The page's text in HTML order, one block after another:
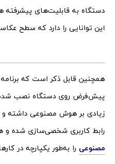
دستگاه به قابلیت‌های
این توانایی را دارد که سطح
پیش‌فرض روی دستگاه نصب شده
زیادی بر هوش مصنوعی داشته و
رابط کاربری شخصی‌سازی شده و
مصنوعی را به‌طور یکپارچه در